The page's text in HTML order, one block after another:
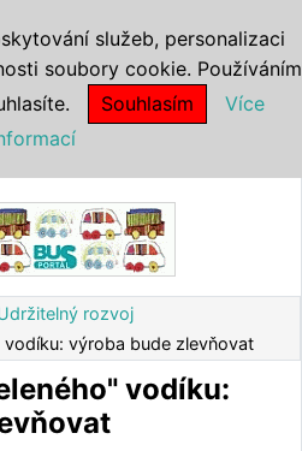
rozvoj
výroba bude zlevňovat
vodíku:
služeb, personalizaci
soubory cookie. Používáním
Souhlasím
Více